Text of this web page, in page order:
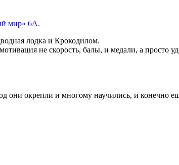
мир» 6А.
лодка и Крокодилом.
не скорость, балы, и медали, а просто
они окрепли и многому научились, и конечно